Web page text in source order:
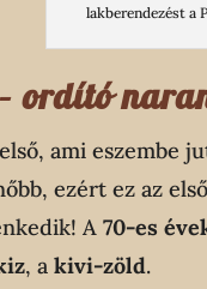
lakberendezést a
ordító
ami eszembe
ezért ez az
A 70-es
, a kivi-zöld.